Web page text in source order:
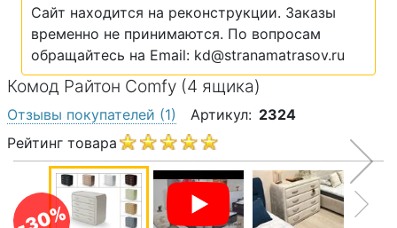
Open submenu (Постельное белье)
Постельное белье
Open submenu (Мебель)
Мебель
Open submenu (Основания)
Основания
Open submenu (Детские матрасы)
Детские матрасы
Open submenu (Детские кровати)
Детские кровати
Open submenu (Шкафы)
Шкафы
Сайт находится на реконструкции. Заказы
временно не принимаются. По вопросам
обращайтесь на Email: kd@stranamatrasov.ru
Комод Райтон Comfy (4 ящика)
Отзывы покупателей (1) Артикул: 2324
Рейтинг товара